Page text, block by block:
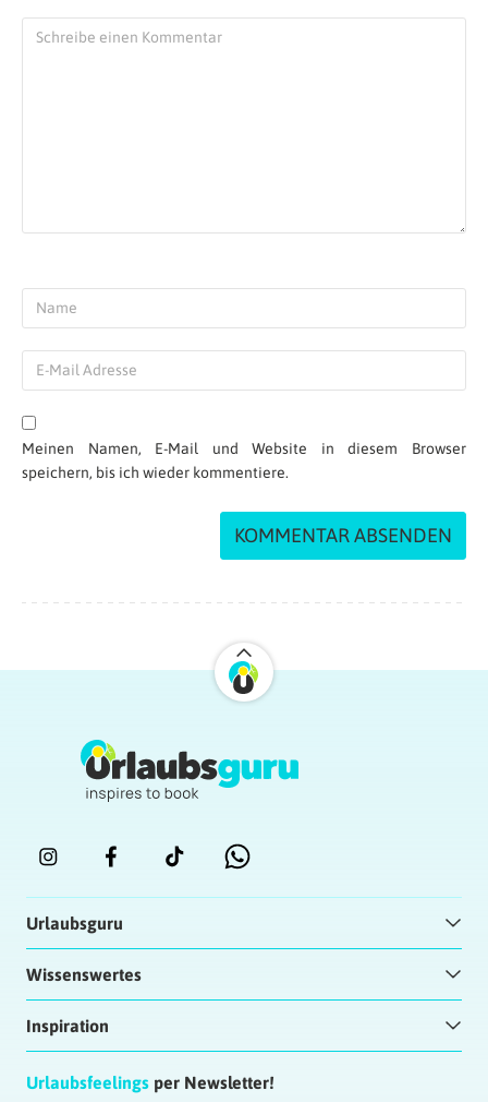
Meinen Namen, E-Mail und Website in diesem Browser
speichern, bis ich wieder kommentiere.
Urlaubsguru
Wissenswertes
Inspiration
Urlaubsfeelings per Newsletter!